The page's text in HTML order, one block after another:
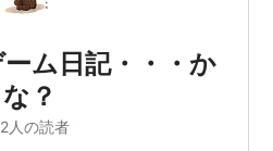
ム日記・・・か
な？
人の読者